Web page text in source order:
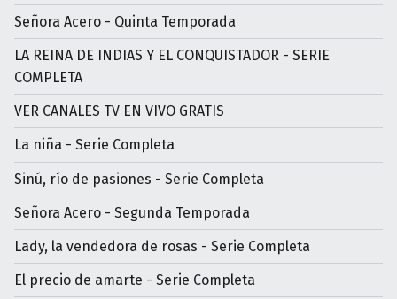
Señora Acero - Quinta Temporada
LA REINA DE INDIAS Y EL CONQUISTADOR - SERIE
COMPLETA
VER CANALES TV EN VIVO GRATIS
La niña - Serie Completa
Sinú, río de pasiones - Serie Completa
Señora Acero - Segunda Temporada
Lady, la vendedora de rosas - Serie Completa
El precio de amarte - Serie Completa